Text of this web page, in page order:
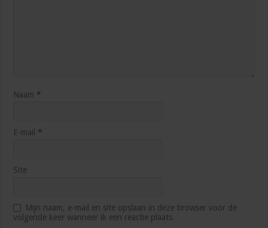
Naam *
E-mail *
Site
Mijn naam, e-mail en site opslaan in deze browser voor de
volgende keer wanneer ik een reactie plaats.